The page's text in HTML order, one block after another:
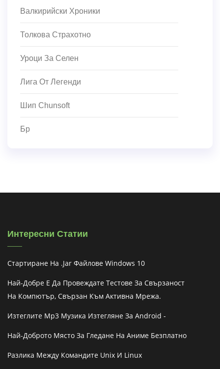
Валкирийски Хроники
Толкова Страхотно
Уроци За Селен
Лига От Легенди
Шип Chunsoft
Бр
Интересни Статии
Стартиране На .jar Файлове Windows 10
Най-Добре Е Да Провеждате Тестове За Свързаност
На Компютър, Свързан Към Активна Мрежа.
Изтеглите Mp3 Музика Изтегляне За Android -
Най-Доброто Място За Гледане На Аниме Безплатно
Разлика Между Командите Unix И Linux